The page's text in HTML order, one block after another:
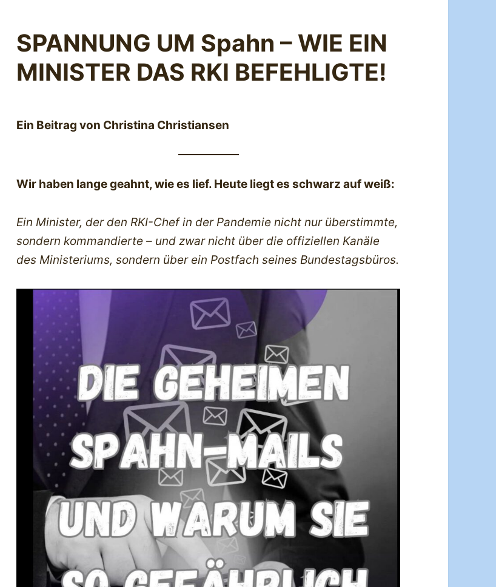
SPANNUNG UM Spahn – WIE EIN
MINISTER DAS RKI BEFEHLIGTE!
Ein Beitrag von Christina Christiansen
Wir haben lange geahnt, wie es lief. Heute liegt es schwarz auf weiß:
Ein Minister, der den RKI-Chef in der Pandemie nicht nur überstimmte,
sondern kommandierte – und zwar nicht über die offiziellen Kanäle
des Ministeriums, sondern über ein Postfach seines Bundestagsbüros.